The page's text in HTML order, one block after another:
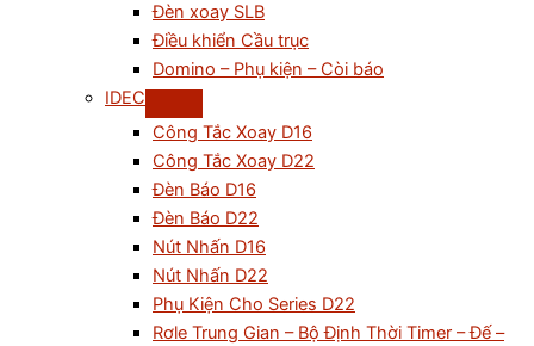
Đèn xoay SLB
Điều khiển Cầu trục
Domino – Phụ kiện – Còi báo
IDEC
Công Tắc Xoay D16
Công Tắc Xoay D22
Đèn Báo D16
Đèn Báo D22
Nút Nhấn D16
Nút Nhấn D22
Phụ Kiện Cho Series D22
Rơle Trung Gian – Bộ Định Thời Timer – Đế –